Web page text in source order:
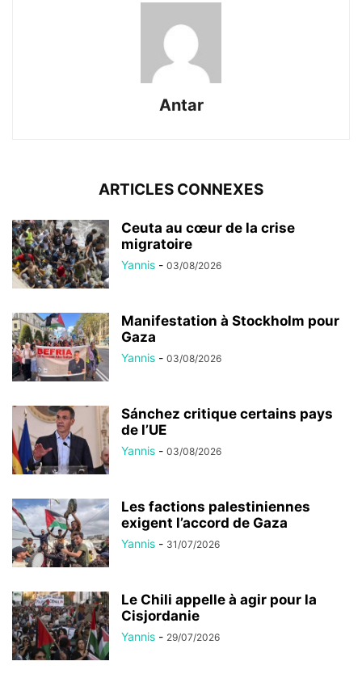
Antar
ARTICLES CONNEXES
Ceuta au cœur de la crise
migratoire
Yannis - 03/08/2026
Manifestation à Stockholm pour
Gaza
Yannis - 03/08/2026
Sánchez critique certains pays
de l’UE
Yannis - 03/08/2026
Les factions palestiniennes
exigent l’accord de Gaza
Yannis - 31/07/2026
Le Chili appelle à agir pour la
Cisjordanie
Yannis - 29/07/2026